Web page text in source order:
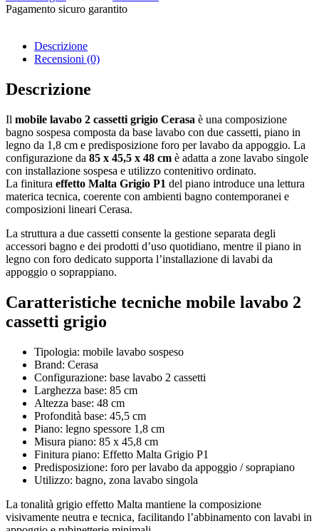
Pagamento sicuro garantito​
Descrizione
Recensioni (0)
Descrizione
Il mobile lavabo 2 cassetti grigio Cerasa è una composizione
bagno sospesa composta da base lavabo con due cassetti, piano in
legno da 1,8 cm e predisposizione foro per lavabo da appoggio. La
configurazione da 85 x 45,5 x 48 cm è adatta a zone lavabo singole
con installazione sospesa e utilizzo contenitivo ordinato.
La finitura effetto Malta Grigio P1 del piano introduce una lettura
materica tecnica, coerente con ambienti bagno contemporanei e
composizioni lineari Cerasa.
La struttura a due cassetti consente la gestione separata degli
accessori bagno e dei prodotti d’uso quotidiano, mentre il piano in
legno con foro dedicato supporta l’installazione di lavabi da
appoggio o soprappiano.
Caratteristiche tecniche mobile lavabo 2
cassetti grigio
Tipologia: mobile lavabo sospeso
Brand: Cerasa
Configurazione: base lavabo 2 cassetti
Larghezza base: 85 cm
Altezza base: 48 cm
Profondità base: 45,5 cm
Piano: legno spessore 1,8 cm
Misura piano: 85 x 45,8 cm
Finitura piano: Effetto Malta Grigio P1
Predisposizione: foro per lavabo da appoggio / soprapiano
Utilizzo: bagno, zona lavabo singola
La tonalità grigio effetto Malta mantiene la composizione
visivamente neutra e tecnica, facilitando l’abbinamento con lavabi in